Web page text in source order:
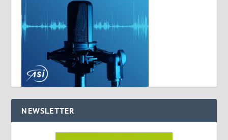
NEWSLETTER